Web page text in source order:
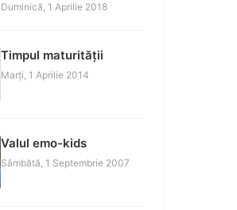
Duminică, 1 Aprilie 2018
Timpul maturității
Marți, 1 Aprilie 2014
Valul emo-kids
Sâmbătă, 1 Septembrie 2007